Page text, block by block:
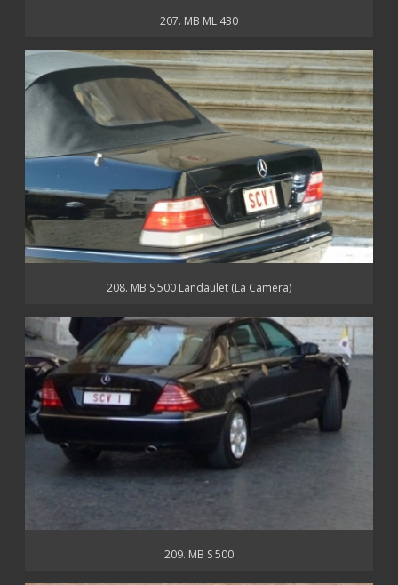
207. MB ML 430
208. MB S 500 Landaulet (La Camera)
209. MB S 500